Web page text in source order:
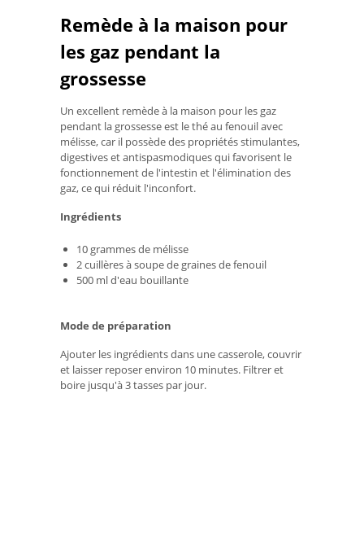
Remède à la maison pour
les gaz pendant la
grossesse
Un excellent remède à la maison pour les gaz
pendant la grossesse est le thé au fenouil avec
mélisse, car il possède des propriétés stimulantes,
digestives et antispasmodiques qui favorisent le
fonctionnement de l'intestin et l'élimination des
gaz, ce qui réduit l'inconfort.
Ingrédients
10 grammes de mélisse
2 cuillères à soupe de graines de fenouil
500 ml d'eau bouillante
Mode de préparation
Ajouter les ingrédients dans une casserole, couvrir
et laisser reposer environ 10 minutes. Filtrer et
boire jusqu'à 3 tasses par jour.